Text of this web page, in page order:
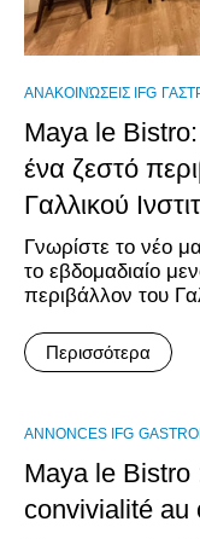
ΑΝΑΚΟΙΝΏΣΕΙΣ IFG
Maya le Bistro:
ένα ζεστό
Γαλλικού
Γνωρίστε το νέο
το εβδομαδιαίο
περιβάλλον του
Περισσότερα
ANNONCES IFG
Maya le Bistro
convivialité au